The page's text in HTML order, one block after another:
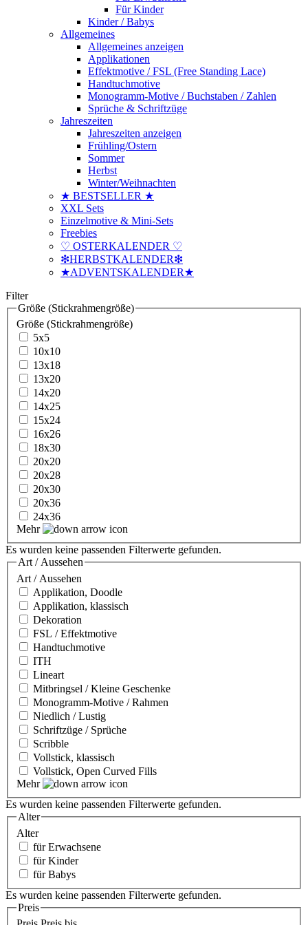
Für Kinder
Kinder / Babys
Allgemeines
Allgemeines anzeigen
Applikationen
Effektmotive / FSL (Free Standing Lace)
Handtuchmotive
Monogramm-Motive / Buchstaben / Zahlen
Sprüche & Schriftzüge
Jahreszeiten
Jahreszeiten anzeigen
Frühling/Ostern
Sommer
Herbst
Winter/Weihnachten
★ BESTSELLER ★
XXL Sets
Einzelmotive & Mini-Sets
Freebies
♡ OSTERKALENDER ♡
❇HERBSTKALENDER❇
★ADVENTSKALENDER★
Filter
Größe (Stickrahmengröße)
Größe (Stickrahmengröße)
5x5
10x10
13x18
13x20
14x20
14x25
15x24
16x26
18x30
20x20
20x28
20x30
20x36
24x36
Mehr
Es wurden keine passenden Filterwerte gefunden.
Art / Aussehen
Art / Aussehen
Applikation, Doodle
Applikation, klassisch
Dekoration
FSL / Effektmotive
Handtuchmotive
ITH
Lineart
Mitbringsel / Kleine Geschenke
Monogramm-Motive / Rahmen
Niedlich / Lustig
Schriftzüge / Sprüche
Scribble
Vollstick, klassisch
Vollstick, Open Curved Fills
Mehr
Es wurden keine passenden Filterwerte gefunden.
Alter
Alter
für Erwachsene
für Kinder
für Babys
Es wurden keine passenden Filterwerte gefunden.
Preis